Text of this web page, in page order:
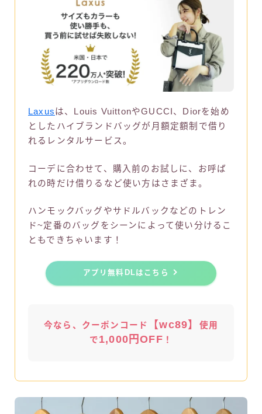
Laxusは、Louis VuittonやGUCCI、Diorを始め
としたハイブランドバッグが月額定額制で借り
れるレンタルサービス。
コーデに合わせて、購入前のお試しに、お呼ば
れの時だけ借りるなど使い方はさまざま。
ハンモックバッグやサドルバックなどのトレン
ド~定番のバッグをシーンによって使い分けるこ
ともできちゃいます！
アプリ無料DLはこちら
今なら、クーポンコード 【wc89】
使用
で1,000円OFF ！